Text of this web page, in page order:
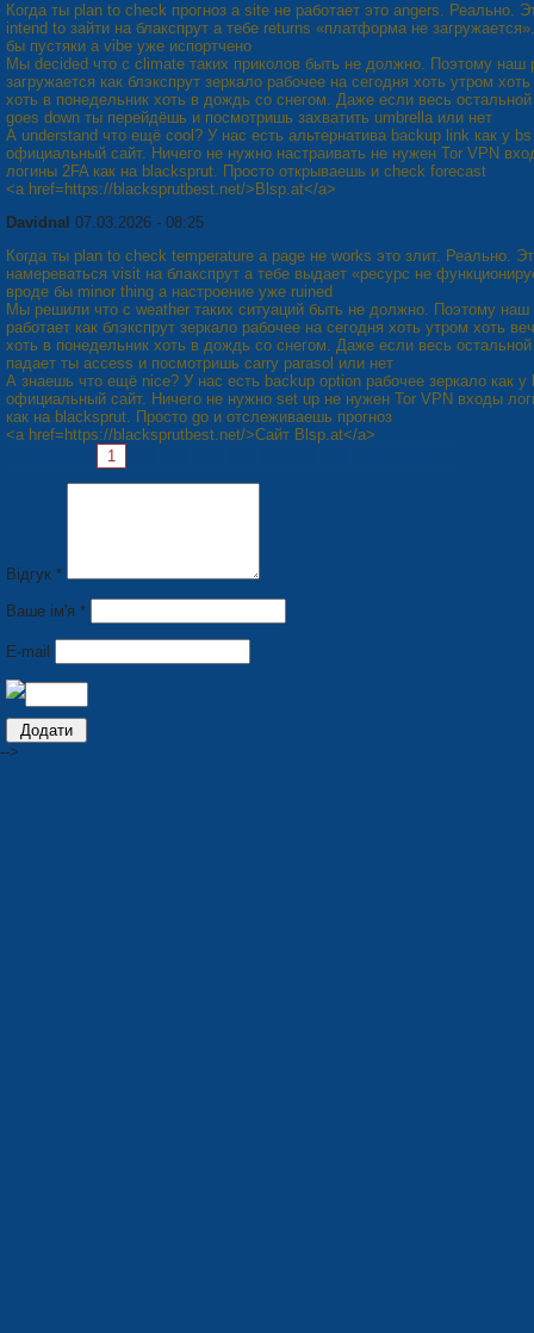
Когда ты plan to check прогноз а site не работает это angers. Реально.
intend to зайти на блакспрут а тебе returns «платформа не
бы пустяки а vibe уже испортчено
Мы decided что с climate таких приколов быть не должно. Поэтому наш
загружается как блэкспрут зеркало рабочее на сегодня хоть утром
хоть в понедельник хоть в дождь со снегом. Даже если весь
goes down ты перейдёшь и посмотришь захватить umbrella или нет
А understand что ещё cool? У нас есть альтернатива backup link как у
официальный сайт. Ничего не нужно настраивать не нужен Tor VPN
логины 2FA как на blacksprut. Просто открываешь и check forecast
<a href=https://blacksprutbest.net/>Blsp.at</a>
Davidnal 07.03.2026 - 08:25
Когда ты plan to check temperature а page не works это злит. Реально.
намереваться visit на блакспрут а тебе выдает «ресурс не
вроде бы minor thing а настроение уже ruined
Мы решили что с weather таких ситуаций быть не должно. Поэтому наш
работает как блэкспрут зеркало рабочее на сегодня хоть утром хоть
хоть в понедельник хоть в дождь со снегом. Даже если весь
падает ты access и посмотришь carry parasol или нет
А знаешь что ещё nice? У нас есть backup option рабочее зеркало как у
официальный сайт. Ничего не нужно set up не нужен Tor VPN входы
как на blacksprut. Просто go и отслеживаешь прогноз
<a href=https://blacksprutbest.net/>Сайт Blsp.at</a>
1
Відгук *
Ваше ім'я *
E-mail
-->